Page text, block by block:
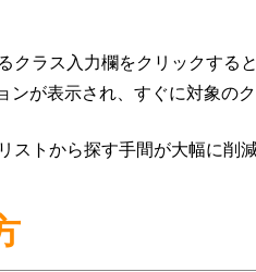
クラス入力欄をクリックする
が表示され、すぐに対象のク
トから探す手間が大幅に削減